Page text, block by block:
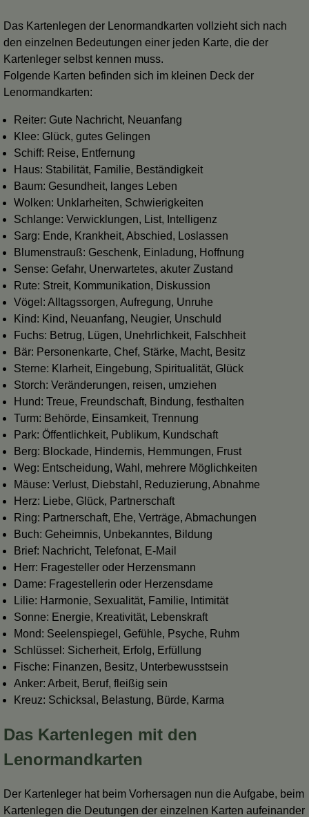
Das Kartenlegen der Lenormandkarten vollzieht sich nach
den einzelnen Bedeutungen einer jeden Karte, die der
Kartenleger selbst kennen muss.
Folgende Karten befinden sich im kleinen Deck der
Lenormandkarten:
Reiter: Gute Nachricht, Neuanfang
Klee: Glück, gutes Gelingen
Schiff: Reise, Entfernung
Haus: Stabilität, Familie, Beständigkeit
Baum: Gesundheit, langes Leben
Wolken: Unklarheiten, Schwierigkeiten
Schlange: Verwicklungen, List, Intelligenz
Sarg: Ende, Krankheit, Abschied, Loslassen
Blumenstrauß: Geschenk, Einladung, Hoffnung
Sense: Gefahr, Unerwartetes, akuter Zustand
Rute: Streit, Kommunikation, Diskussion
Vögel: Alltagssorgen, Aufregung, Unruhe
Kind: Kind, Neuanfang, Neugier, Unschuld
Fuchs: Betrug, Lügen, Unehrlichkeit, Falschheit
Bär: Personenkarte, Chef, Stärke, Macht, Besitz
Sterne: Klarheit, Eingebung, Spiritualität, Glück
Storch: Veränderungen, reisen, umziehen
Hund: Treue, Freundschaft, Bindung, festhalten
Turm: Behörde, Einsamkeit, Trennung
Park: Öffentlichkeit, Publikum, Kundschaft
Berg: Blockade, Hindernis, Hemmungen, Frust
Weg: Entscheidung, Wahl, mehrere Möglichkeiten
Mäuse: Verlust, Diebstahl, Reduzierung, Abnahme
Herz: Liebe, Glück, Partnerschaft
Ring: Partnerschaft, Ehe, Verträge, Abmachungen
Buch: Geheimnis, Unbekanntes, Bildung
Brief: Nachricht, Telefonat, E-Mail
Herr: Fragesteller oder Herzensmann
Dame: Fragestellerin oder Herzensdame
Lilie: Harmonie, Sexualität, Familie, Intimität
Sonne: Energie, Kreativität, Lebenskraft
Mond: Seelenspiegel, Gefühle, Psyche, Ruhm
Schlüssel: Sicherheit, Erfolg, Erfüllung
Fische: Finanzen, Besitz, Unterbewusstsein
Anker: Arbeit, Beruf, fleißig sein
Kreuz: Schicksal, Belastung, Bürde, Karma
Das Kartenlegen mit den
Lenormandkarten
Der Kartenleger hat beim Vorhersagen nun die Aufgabe, beim
Kartenlegen die Deutungen der einzelnen Karten aufeinander